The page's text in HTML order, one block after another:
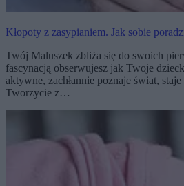
Kłopoty z zasypianiem. Jak sobie
Twój Maluszek zbliża się do swoich
fascynacją obserwujesz jak Twoje
aktywne, zachłannie poznaje świat,
Tworzycie z…